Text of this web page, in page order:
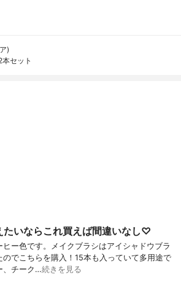
)
セット
たいならこれ買えば間違いなし♡
ー色です。メイクブラシはアイシャドウブラ
でこちらを購入！15本も入っていて多用途で
、チーク…続きを見る